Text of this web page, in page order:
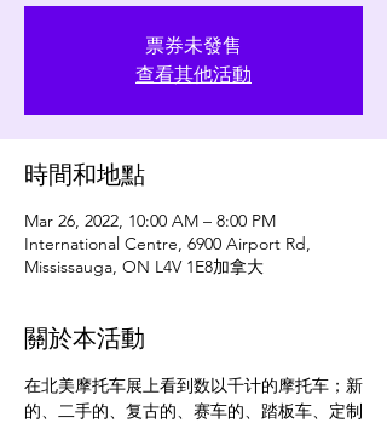
票券未發售
查看其他活動
時間和地點
Mar 26, 2022, 10:00 AM – 8:00 PM
International Centre, 6900 Airport Rd,
Mississauga, ON L4V 1E8加拿大
關於本活動
在北美摩托车展上看到数以千计的摩托车；新
的、二手的、复古的、赛车的、踏板车、定制